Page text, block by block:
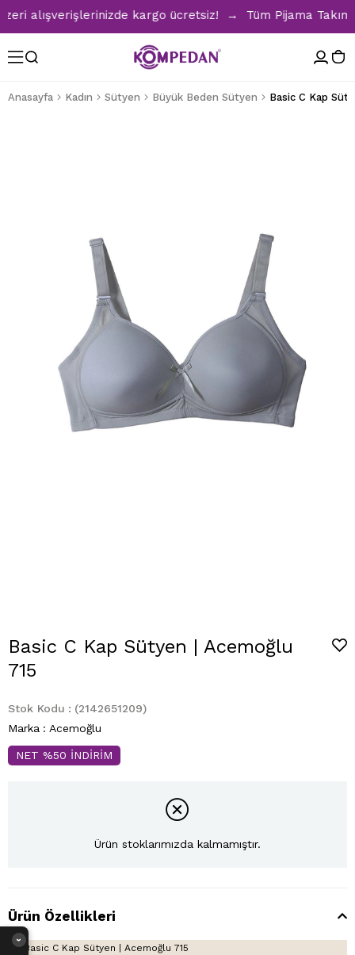
alışverişlerinizde kargo ücretsiz! → Tüm Pijama
Anasayfa Kadın Sütyen Büyük Beden Sütyen Basic C Kap
Basic C Kap Sütyen | Acemoğlu
715
Stok Kodu
(2142651209)
Marka : Acemoğlu
NET %50 İNDİRİM
Ürün stoklarımızda kalmamıştır.
Ürün Özellikleri
Basic C Kap Sütyen | Acemoğlu 715
›